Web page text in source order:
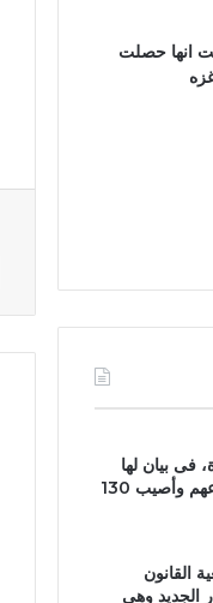
انها حصلت
فى بيان لها
منذ قليل، أن 12 شخصا لقوا مصرعهم وأصيب 130
القانون
الجديد وهى